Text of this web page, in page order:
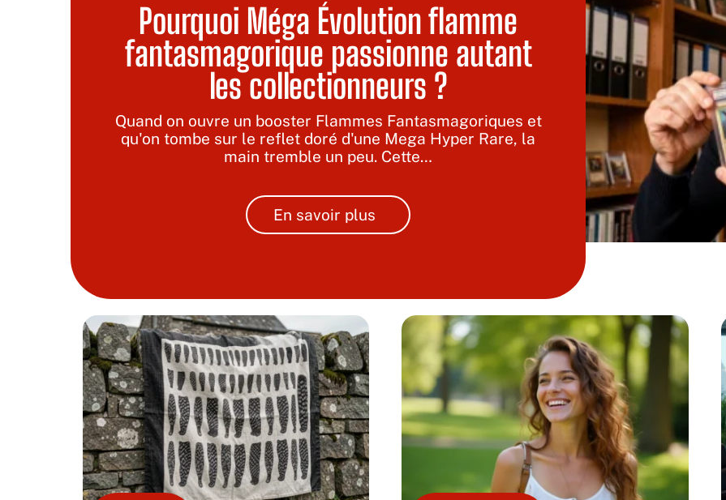
Pourquoi Méga Évolution flamme
fantasmagorique passionne autant
les collectionneurs ?
Quand on ouvre un booster Flammes Fantasmagoriques et
qu'on tombe sur le reflet doré d'une Mega Hyper Rare, la
main tremble un peu. Cette…
En savoir plus